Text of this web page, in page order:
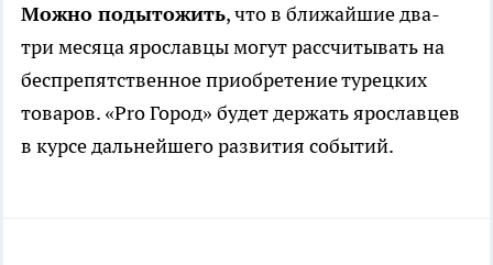
Можно подытожить, что в ближайшие два-
три месяца ярославцы могут рассчитывать на
беспрепятственное приобретение турецких
товаров. «ProГород» будет держать ярославцев
в курсе дальнейшего развития событий.